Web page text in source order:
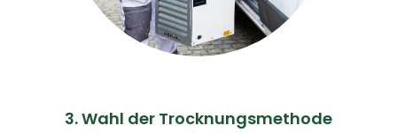
3. Wahl der Trocknungsmethode